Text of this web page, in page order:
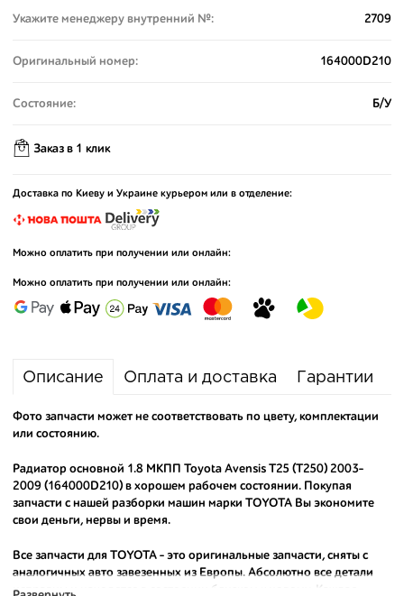
Укажите менеджеру внутренний №: 2709
Оригинальный номер: 164000D210
Состояние: Б/У
Заказ в 1 клик
Доставка по Киеву и Украине курьером или в отделение:
Можно оплатить при получении или онлайн:
Можно оплатить при получении или онлайн:
Описание Оплата и доставка Гарантии
Фото запчасти может не соответствовать по цвету, комплектации
или состоянию.
Радиатор основной 1.8 МКПП Toyota Avensis T25 (T250) 2003-
2009 (164000D210) в хорошем рабочем состоянии. Покупая
запчасти с нашей разборки машин марки TOYOTA Вы экономите
свои деньги, нервы и время.
Все запчасти для TOYOTA - это оригинальные запчасти, сняты с
аналогичных авто завезенных из Европы. Абсолютно все детали
исправны и находятся в состоянии близком к новому. Каждая